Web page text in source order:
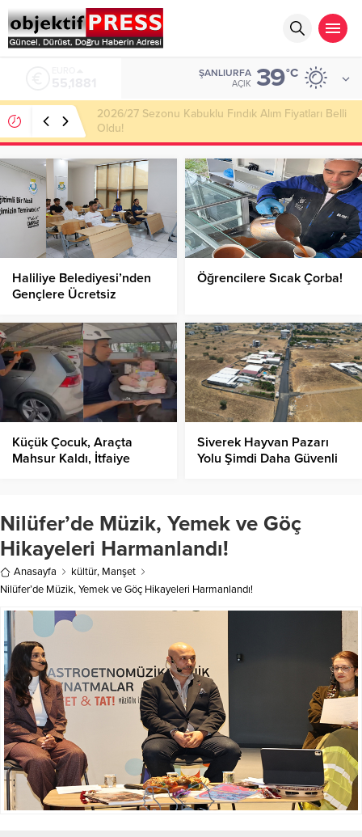
ŞANLIURFA
AÇIK 39°C
Haliliye Belediyesi Her Gün 4 Bin 898 Kişiye Sıcak
Yemek Ulaştırıyor!
Haliliye Belediyesi’nden
Gençlere Ücretsiz
Desteği!
Öğrencilere Sıcak Çorba!
Küçük Çocuk, Araçta
Mahsur Kaldı, İtfaiye
Siverek Hayvan Pazarı
Yolu Şimdi Daha Güvenli
Nilüfer’de Müzik, Yemek ve Göç
Hikayeleri Harmanlandı!
Anasayfa kültür, Manşet
Nilüfer’de Müzik, Yemek ve Göç Hikayeleri Harmanlandı!